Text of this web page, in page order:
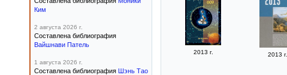
2013 г. 2013 г.
Ким
2 августа 2026 г.
Составлена библиография
Вайшнави Патель
1 августа 2026 г.
Составлена библиография Шэнь Тао